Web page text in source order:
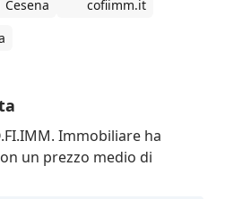
cofiimm.it
Immobiliare ha
un prezzo medio di